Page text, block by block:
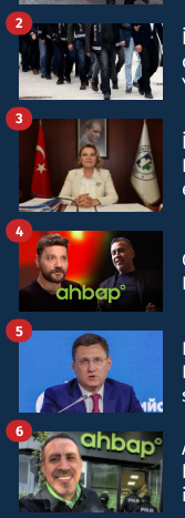
2
3
4
5
6